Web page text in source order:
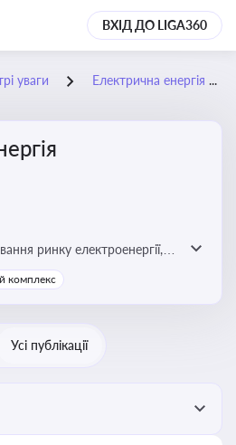
ВХІД ДО LIGA360
уваги Електрична енергія
ринку електроенергії,
постачання та фінансові
енергетики
комплекс
Усі публікації